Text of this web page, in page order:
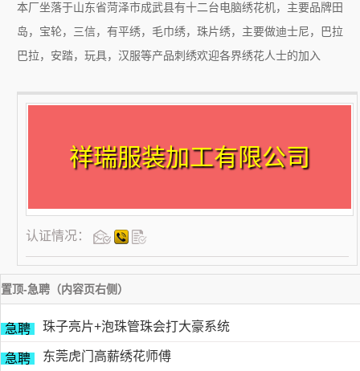
本厂坐落于山东省菏泽市成武县有十二台电脑绣花机，主要品牌田
岛，宝轮，三信，有平绣，毛巾绣，珠片绣，主要做迪士尼，巴拉
巴拉，安踏，玩具，汉服等产品刺绣欢迎各界绣花人士的加入
祥瑞服装加工有限公司
认证情况：
置顶-急聘（内容页右侧）
急聘 珠子亮片+泡珠管珠会打大豪系统
急聘 东莞虎门高薪绣花师傅